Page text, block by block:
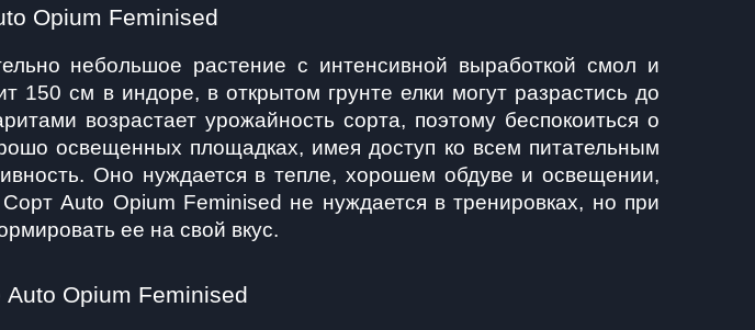
Opium Feminised
небольшое растение с интенсивной выработкой смол и
150 см в индоре, в открытом грунте елки могут разрастись до
возрастает урожайность сорта, поэтому беспокоиться о
освещенных площадках, имея доступ ко всем питательным
Оно нуждается в тепле, хорошем обдуве и освещении,
Auto Opium Feminised не нуждается в тренировках, но при
ее на свой вкус.
Auto Opium Feminised